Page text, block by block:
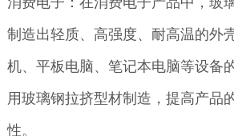
制造出轻质、高强度、耐高温的外
机、平板电脑、笔记本电脑等设备
用玻璃钢拉挤型材制造，提高产品
性。